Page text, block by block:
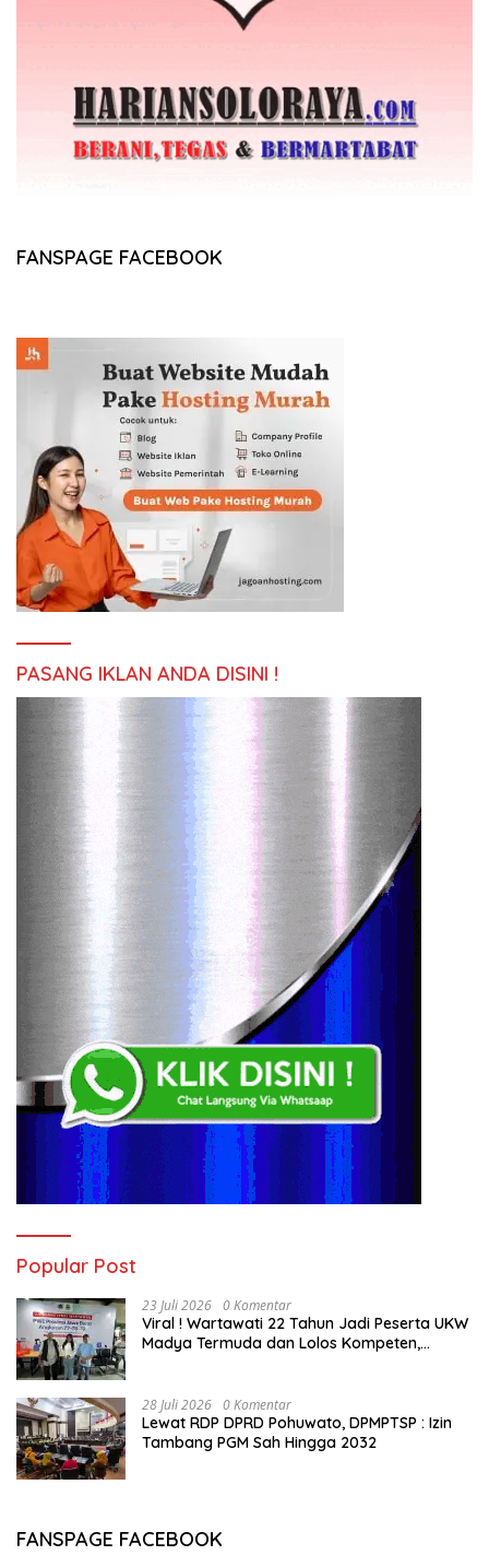
FANSPAGE FACEBOOK
PASANG IKLAN ANDA DISINI !
Popular Post
23 Juli 2026 0 Komentar
Viral ! Wartawati 22 Tahun Jadi Peserta UKW
Madya Termuda dan Lolos Kompeten,
28 Juli 2026 0 Komentar
Lewat RDP DPRD Pohuwato, DPMPTSP : Izin
Tambang PGM Sah Hingga 2032
FANSPAGE FACEBOOK